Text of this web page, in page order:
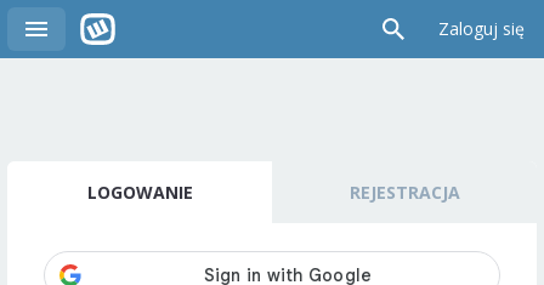
Zaloguj się
LOGOWANIE REJESTRACJA